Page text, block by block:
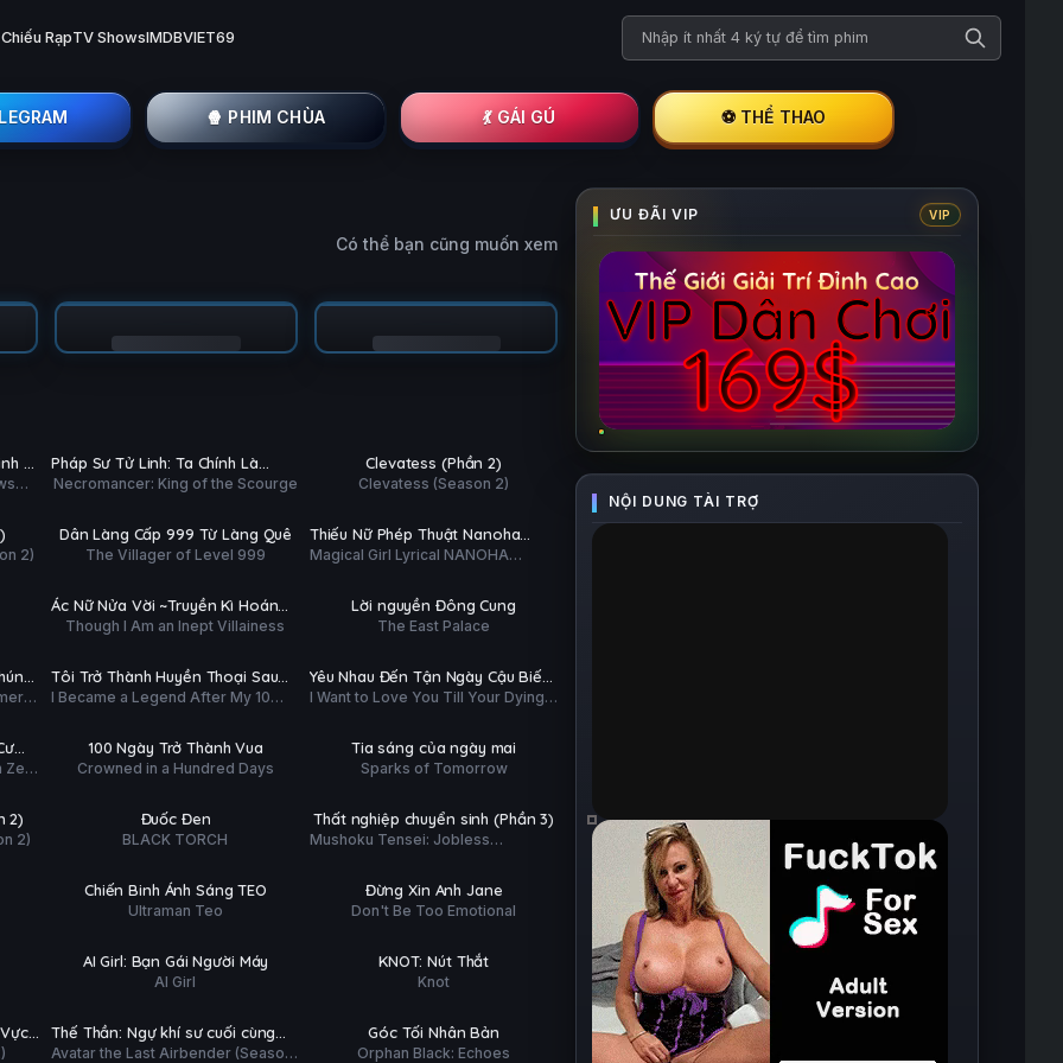
RạpTV ShowsIMDBVIET69 Tìm kiếm phim
🍿 PHIM CHÙA 💃 GÁI GÚ ⚽ THỂ THAO
Có thể bạn cũng muốn xem
Bị
HD
ĐỀ
Pháp Sư Tử Linh: Ta Chính Là
Thiên Tai
Necromancer: King of the Scourge
Clevatess (Phần 2)
Clevatess (Season 2)
2)
HD
Tập 5/12
Dân Làng Cấp 999 Từ Làng Quê
The Villager of Level 999
HD
ĐỀ
Tập 3/12
Thiếu Nữ Phép Thuật Nanoha
EXCEEDS
Magical Girl Lyrical NANOHA
HD
Tập 2/11
Ác Nữ Nửa Vời ~Truyền Kì Hoán
Hồn Đổi Xác~
Though I Am an Inept Villainess
T.MINH
Hoàn tất (8/8)
Lời nguyền Đông Cung
The East Palace
HD
ĐỀ
Tập 3/12
Tôi Trở Thành Huyền Thoại Sau
Trận Chiến Cuối Cùng Kéo Dài 10
I Became a Legend After My 10
HD
ĐỀ
Tập 2/13
Yêu Nhau Đến Tận Ngày Cậu Biến
Mất
I Want to Love You Till Your Dying
Zero
ĐỀ
Tập 5/25
100 Ngày Trở Thành Vua
Crowned in a Hundred Days
Tập 3/12
Tia sáng của ngày mai
Sparks of Tomorrow
2)
2)
ĐỀ
Tập 3/12
Đuốc Đen
BLACK TORCH
HD
Thất nghiệp chuyển sinh (Phần 3)
Mushoku Tensei: Jobless
Tập 1/28
Chiến Binh Ánh Sáng TEO
Ultraman Teo
Tập 4/12
Đừng Xin Anh Jane
Don't Be Too Emotional
AI Girl: Bạn Gái Người Máy
AI Girl
KNOT: Nút Thắt
Knot
HD
ĐỀ
Thế Thần: Ngự khí sư cuối cùng
(Phần 2)
Avatar the Last Airbender (Season
ĐỀ
Góc Tối Nhân Bản
Orphan Black: Echoes